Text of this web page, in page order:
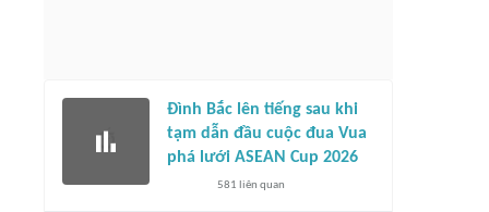
Đình Bắc lên tiếng sau khi
tạm dẫn đầu cuộc đua Vua
phá lưới ASEAN Cup 2026
581 liên quan